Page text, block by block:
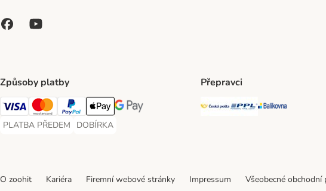
Způsoby platby
Visa Payment Method
Mastercard Payment Method
PayPal Payment Method
Apple pay Payment Method
GooglePay Payment Method
PLATBA PŘEDEM
PLATBA PŘEDEM Payment Method
DOBÍRKA
DOBÍRKA Payment Method
Přepravci
Česká pošta Shipping
PPL Shipping
Balíkovna
O zoohit Kariéra Firemní webové stránky Impressum Všeobecné obchodní